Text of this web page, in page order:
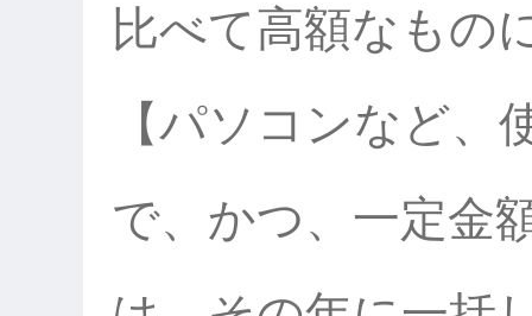
比べて高額なもの
【パソコンなど、
で、かつ、一定金